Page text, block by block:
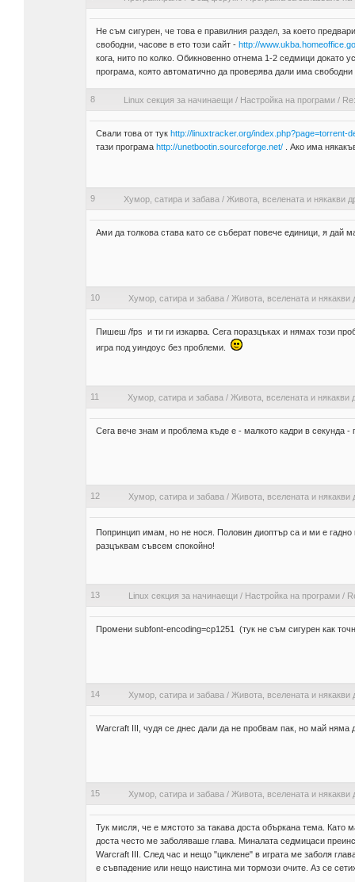
Не съм сигурен, че това е правилния раздел, за което
свободни, часове в ето този сайт - http://
кога, нито по колко. Обикновенно отнема 1-2 седмици
програма, която автоматично да проверява дали има свободни
8 Linux секция за начинаещи/ Настройка на програми/
Свали това от тук http://linuxtracker.org/index.php?page=torrent-
тази програма http://unetbootin.sourceforge.net/. Ако има
9 Хумор, сатира и забава / Живота, вселената и някакви
Ами да толкова става като се съберат повече единици, я дай
10 Хумор, сатира и забава / Живота, вселената и някакви
Пишеш /fps и ти ги изкарва. Сега поразцъках и нямах този
игра под уиндоус без проблеми.
11 Хумор, сатира и забава / Живота, вселената и някакви
Сега вече знам и проблема къде е - малкото кадри в секунда -
12 Хумор, сатира и забава / Живота, вселената и някакви
Попринцип имам, но не нося. Половин диоптър са и ми е
разцъквам съвсем спокойно!
13 Linux секция за начинаещи/ Настройка на програми/
Промени subfont-encoding=cp1251 (тук не съм сигурен как
14 Хумор, сатира и забава / Живота, вселената и някакви
Warcraft III, чудя се днес дали да не пробвам пак, но май няма
15 Хумор, сатира и забава / Живота, вселената и някакви
Тук мисля, че е мястото за такава доста объркана тема. Като
доста често ме заболяваше глава. Миналата седмицаси
Warcraft III. След час и нещо "циклене" в играта ме заболя
е съвпадение или нещо наистина ми тормози очите. Аз се